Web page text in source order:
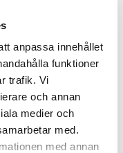
anpassa innehållet
funktioner
trafik. Vi
och annan
medier och
med.
med annan
”här tycker vi om
”vi söker dig
på pingis” då
effekt.
fikarummet.